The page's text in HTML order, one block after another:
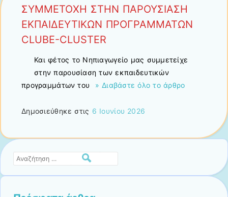
ΣΥΜΜΕΤΟΧΗ ΣΤΗΝ ΠΑΡΟΥΣΙΑΣΗ
ΕΚΠΑΙΔΕΥΤΙΚΩΝ ΠΡΟΓΡΑΜΜΑΤΩΝ
CLUBE-CLUSTER
Και φέτος το Νηπιαγωγείο μας συμμετείχε
στην παρουσίαση των εκπαιδευτικών
προγραμμάτων του
» Διαβάστε όλο το άρθρο
Δημοσιεύθηκε στις 6 Ιουνίου 2026
Αναζήτηση